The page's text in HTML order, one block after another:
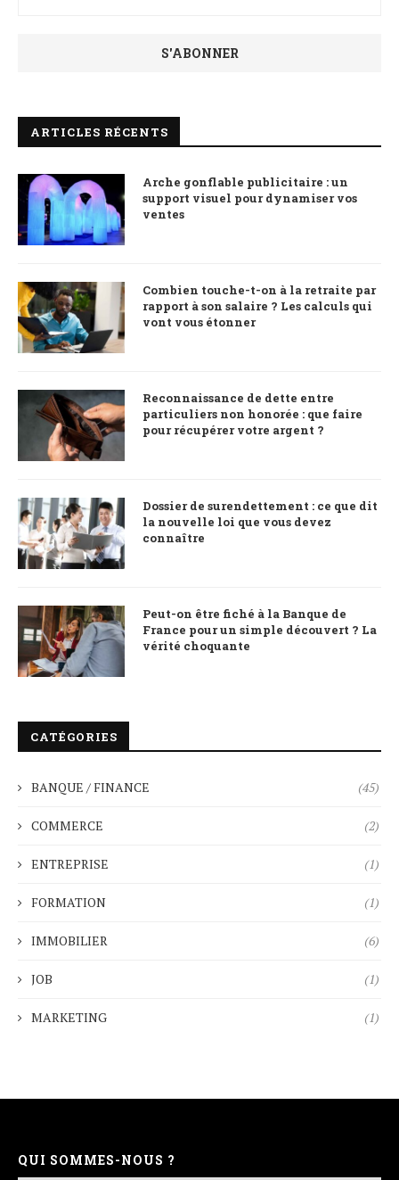
ARTICLES RÉCENTS
Arche gonflable publicitaire : un
support visuel pour dynamiser vos
ventes
Combien touche-t-on à la retraite par
rapport à son salaire ? Les calculs qui
vont vous étonner
Reconnaissance de dette entre
particuliers non honorée : que faire
pour récupérer votre argent ?
Dossier de surendettement : ce que dit
la nouvelle loi que vous devez
connaître
Peut-on être fiché à la Banque de
France pour un simple découvert ? La
vérité choquante
CATÉGORIES
BANQUE / FINANCE (45)
COMMERCE (2)
ENTREPRISE (1)
FORMATION (1)
IMMOBILIER (6)
JOB (1)
MARKETING (1)
QUI SOMMES-NOUS ?